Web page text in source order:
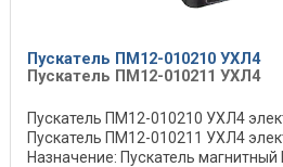
Пускатель ПМ12-010210 УХЛ4
Пускатель ПМ12-010211 УХЛ4
Пускатель ПМ12-010210 УХЛ4
Пускатель ПМ12-010211 УХЛ4
Назначение: Пускатель